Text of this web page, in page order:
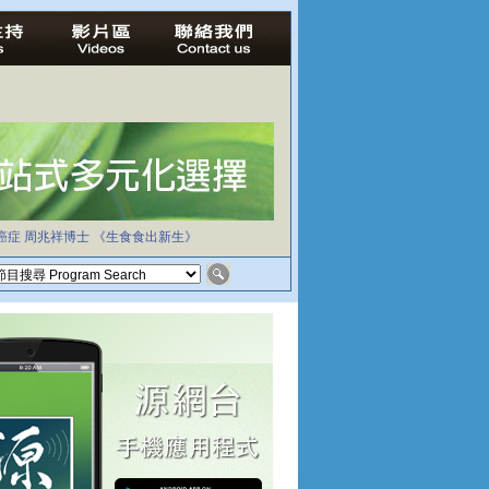
症 周兆祥博士 《生食食出新生》